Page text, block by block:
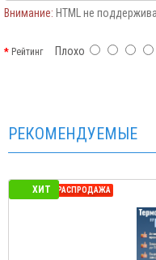
Внимание: HTML не
РейтингПлохо
РЕКОМЕНДУЕМЫЕ
ХИТ
СЕЗОННАЯ РАСПРОДАЖА